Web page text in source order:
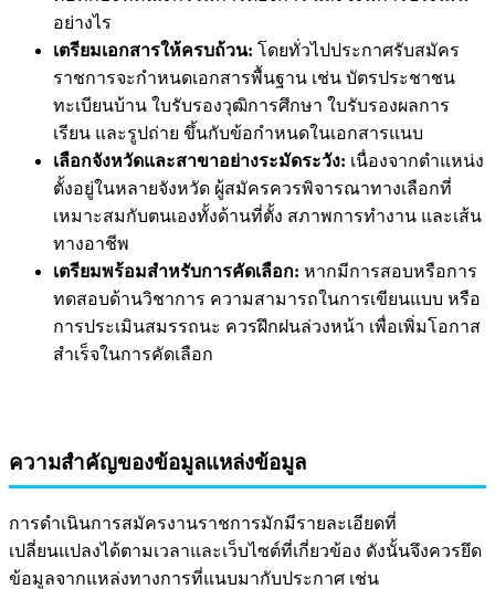
อย่างไร
เตรียมเอกสารให้ครบถ้วน: โดยทั่วไปประกาศรับสมัคร
ราชการจะกำหนดเอกสารพื้นฐาน เช่น บัตรประชาชน
ทะเบียนบ้าน ใบรับรองวุฒิการศึกษา ใบรับรองผลการ
เรียน และรูปถ่าย ขึ้นกับข้อกำหนดในเอกสารแนบ
เลือกจังหวัดและสาขาอย่างระมัดระวัง: เนื่องจากตำแหน่ง
ตั้งอยู่ในหลายจังหวัด ผู้สมัครควรพิจารณาทางเลือกที่
เหมาะสมกับตนเองทั้งด้านที่ตั้ง สภาพการทำงาน และเส้น
ทางอาชีพ
เตรียมพร้อมสำหรับการคัดเลือก: หากมีการสอบหรือการ
ทดสอบด้านวิชาการ ความสามารถในการเขียนแบบ หรือ
การประเมินสมรรถนะ ควรฝึกฝนล่วงหน้า เพื่อเพิ่มโอกาส
สำเร็จในการคัดเลือก
ความสำคัญของข้อมูลแหล่งข้อมูล
การดำเนินการสมัครงานราชการมักมีรายละเอียดที่
เปลี่ยนแปลงได้ตามเวลาและเว็บไซต์ที่เกี่ยวข้อง ดังนั้นจึงควรยึด
ข้อมูลจากแหล่งทางการที่แนบมากับประกาศ เช่น